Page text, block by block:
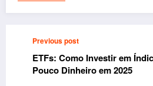
Previous post
ETFs: Como Investir em
Pouco Dinheiro em 2025